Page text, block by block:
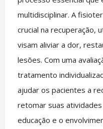
multidisciplinar. A
crucial na recuperação,
visam aliviar a dor,
lesões. Com uma
tratamento
ajudar os pacientes a
retomar suas
educação e o